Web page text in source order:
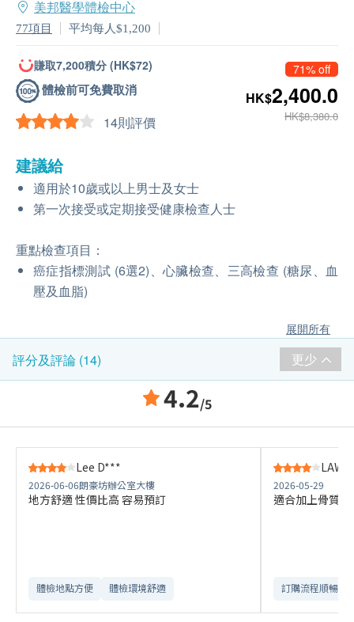
美邦醫學體檢中心
77項目 平均每人$1,200
賺取7,200積分 (HK$72)
體檢前可免費取消
14則評價
71% off
HK$2,400.0
HK$8,380.0
建議給
適用於10歲或以上男士及女士
第一次接受或定期接受健康檢查人士
重點檢查項目：
癌症指標測試 (6選2)、心臟檢查、三高檢查 (糖尿、血
壓及血脂)
展開所有
評分及評論 (14) 更少
4.2/5
Lee D***
2026-06-06朗豪坊辦公室大樓
地方舒適 性價比高 容易預訂
體檢地點方便 體檢環境舒適​
LAW
2026-05-29
適合加上骨質
訂購流程順暢